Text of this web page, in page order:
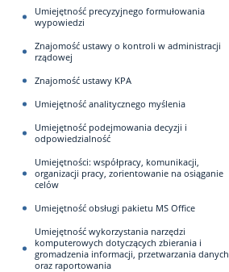
Umiejętność precyzyjnego formułowania
wypowiedzi
Znajomość ustawy o kontroli w administracji
rządowej
Znajomość ustawy KPA
Umiejętność analitycznego myślenia
Umiejętność podejmowania decyzji i
odpowiedzialność
Umiejętności: współpracy, komunikacji,
organizacji pracy, zorientowanie na osiąganie
celów
Umiejętność obsługi pakietu MS Office
Umiejętność wykorzystania narzędzi
komputerowych dotyczących zbierania i
gromadzenia informacji, przetwarzania danych
oraz raportowania